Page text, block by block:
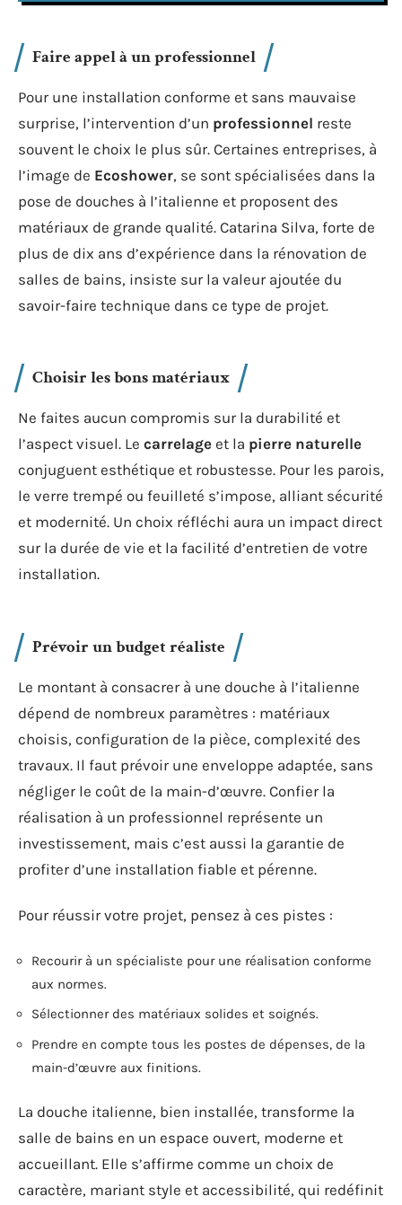
Faire appel à un professionnel
Pour une installation conforme et sans mauvaise
surprise, l’intervention d’un professionnel reste
souvent le choix le plus sûr. Certaines entreprises, à
l’image de Ecoshower, se sont spécialisées dans la
pose de douches à l’italienne et proposent des
matériaux de grande qualité. Catarina Silva, forte de
plus de dix ans d’expérience dans la rénovation de
salles de bains, insiste sur la valeur ajoutée du
savoir-faire technique dans ce type de projet.
Choisir les bons matériaux
Ne faites aucun compromis sur la durabilité et
l’aspect visuel. Le carrelage et la pierre naturelle
conjuguent esthétique et robustesse. Pour les parois,
le verre trempé ou feuilleté s’impose, alliant sécurité
et modernité. Un choix réfléchi aura un impact direct
sur la durée de vie et la facilité d’entretien de votre
installation.
Prévoir un budget réaliste
Le montant à consacrer à une douche à l’italienne
dépend de nombreux paramètres : matériaux
choisis, configuration de la pièce, complexité des
travaux. Il faut prévoir une enveloppe adaptée, sans
négliger le coût de la main-d’œuvre. Confier la
réalisation à un professionnel représente un
investissement, mais c’est aussi la garantie de
profiter d’une installation fiable et pérenne.
Pour réussir votre projet, pensez à ces pistes :
Recourir à un spécialiste pour une réalisation conforme
aux normes.
Sélectionner des matériaux solides et soignés.
Prendre en compte tous les postes de dépenses, de la
main-d’œuvre aux finitions.
La douche italienne, bien installée, transforme la
salle de bains en un espace ouvert, moderne et
accueillant. Elle s’affirme comme un choix de
caractère, mariant style et accessibilité, qui redéfinit